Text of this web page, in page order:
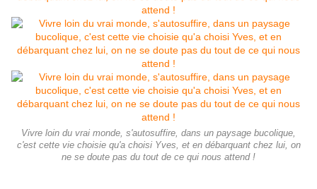
Vivre loin du vrai monde, s'autosuffire, dans un paysage bucolique,
c'est cette vie choisie qu'a choisi Yves, et en débarquant chez lui, on
ne se doute pas du tout de ce qui nous attend !